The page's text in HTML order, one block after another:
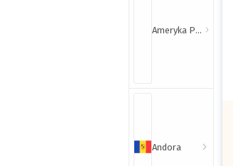
Ameryka Północna i Południowa
Andora